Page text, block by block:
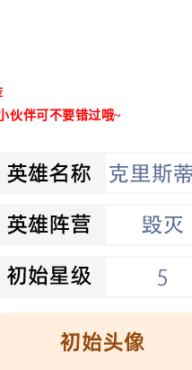
伙伴可不要错过哦~